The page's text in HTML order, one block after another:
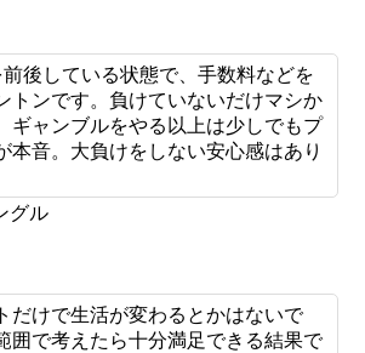
後している状態で、手数料などを
トンです。負けていないだけマシか
ギャンブルをやる以上は少しでもプ
本音。大負けをしない安心感はあり
グル
だけで生活が変わるとかはないで
囲で考えたら十分満足できる結果で